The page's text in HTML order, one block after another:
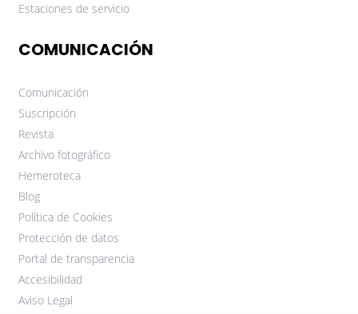
Estaciones de servicio
COMUNICACIÓN
Comunicación
Suscripción
Revista
Archivo fotográfico
Hemeroteca
Blog
Política de Cookies
Protección de datos
Portal de transparencia
Accesibilidad
Aviso Legal